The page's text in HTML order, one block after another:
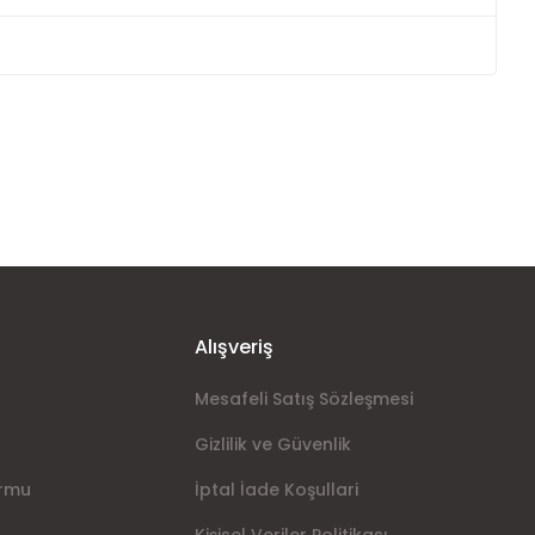
Alışveriş
Mesafeli Satış Sözleşmesi
Gizlilik ve Güvenlik
İptal İade Koşullari